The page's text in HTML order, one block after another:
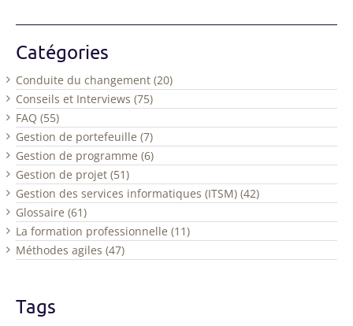
Catégories
Conduite du changement (20)
Conseils et Interviews (75)
FAQ (55)
Gestion de portefeuille (7)
Gestion de programme (6)
Gestion de projet (51)
Gestion des services informatiques (ITSM) (42)
Glossaire (61)
La formation professionnelle (11)
Méthodes agiles (47)
Tags